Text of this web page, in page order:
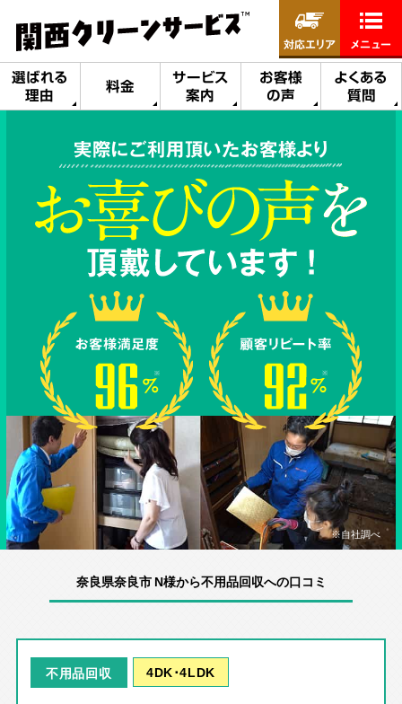
選ばれる
理由
料金
サービス
案内
お客様
の声
よくある
質問
対応エリア メニュー
実際にご利用頂いたお客様より
※自社調べ
奈良県奈良市 N様から不用品回収への口コミ
不用品回収 4DK･4LDK